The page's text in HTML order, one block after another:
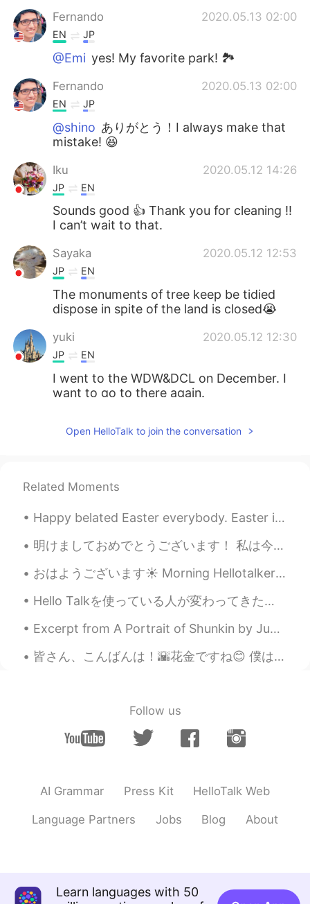
Fernando 2020.05.13 02:00
EN JP
@Emi yes! My favorite park! 🏞️
Fernando 2020.05.13 02:00
EN JP
@shino ありがとう！I always make that
mistake! 😆
Iku 2020.05.12 14:26
JP EN
Sounds good 👍 Thank you for cleaning !!
I can’t wait to that.
Sayaka 2020.05.12 12:53
JP EN
The monuments of tree keep be tidied
dispose in spite of the land is closed😭
yuki 2020.05.12 12:30
JP EN
I went to the WDW&DCL on December. I
want to go to there again.
EN
公園をきれいに維持し、私たちのトピ
ディズニーワールドは今閉鎖されてい
ますが、一部のキャストメンバーは公
園をきれいに維持し、私たちのトピア
リーの世話をしています!
Emi 2020.05.12 12:26
EN
Open HelloTalk to join the conversation
Related Moments
Happy belated Easter everybody. Easter is to celebrate the resurrection of Jesus. And also to eat...
明けましておめでとうございます！ 私は今年は昨年よりよい事を願っています! 私は頑張ります! 💪🏻😁😁 Happy New Year! I hope this year will be bet...
おはようございます☀️ Morning Hellotalkers. I caught the sunrise on the horizon on my morning walk. Listeni...
Hello Talkを使っている人が変わってきた気がします。何年も使ったので、気づいたけど、真面目に言語を勉強したいというより、暇つぶしとか友達とか交際相手を探したい人が増えてきたと思います。ま...
Excerpt from A Portrait of Shunkin by Jun'ichirō Tanizaki. Part 3 of 5. Even later, when Shunki...
皆さん、こんばんは！🌇花金ですね😊 僕は夕飯の支度を完了してもうすぐお肉を焼き始めます！ このヱビスはヱビスの色々な種類の中で私の一番好きな味で、セブンしか売っていなさそうです！すぐ売り切れ...
Follow us
AI Grammar Press Kit HelloTalk Web
Language Partners Jobs Blog About
Learn languages with 50